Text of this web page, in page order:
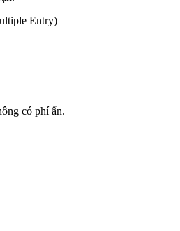
Entry)
có phí ẩn.